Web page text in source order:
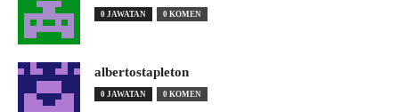
0 JAWATAN 0 KOMEN
albertostapleton
0 JAWATAN 0 KOMEN